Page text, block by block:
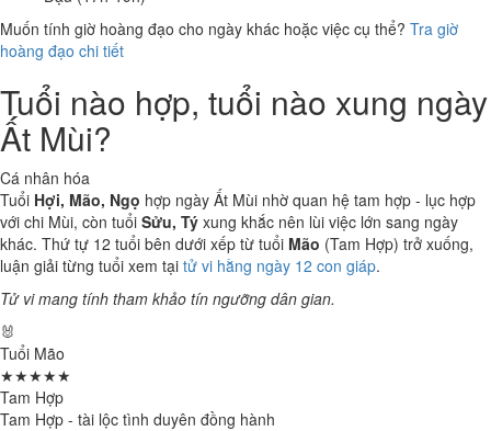
Muốn tính giờ hoàng đạo cho ngày khác hoặc việc cụ thể? Tra giờ
hoàng đạo chi tiết
Tuổi nào hợp, tuổi nào xung ngày
Ất Mùi?
Cá nhân hóa
Tuổi Hợi, Mão, Ngọ hợp ngày Ất Mùi nhờ quan hệ tam hợp - lục hợp
với chi Mùi, còn tuổi Sửu, Tý xung khắc nên lùi việc lớn sang ngày
khác. Thứ tự 12 tuổi bên dưới xếp từ tuổi Mão (Tam Hợp) trở xuống,
luận giải từng tuổi xem tại tử vi hằng ngày 12 con giáp.
Tử vi mang tính tham khảo tín ngưỡng dân gian.
🐰
Tuổi Mão
★★★★★
Tam Hợp
Tam Hợp - tài lộc tình duyên đồng hành